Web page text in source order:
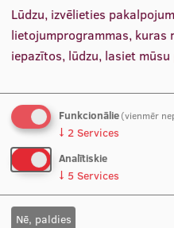
EATRIS koordinators
Lūdzu, izvēlieties
lietojumprogrammas, kuras
iepazītos, lūdzu, lasiet mūsu
Funkcionālie(vienmēr
↓ 2 Services
Analītiskie
↓ 5 Services
Nē, paldies